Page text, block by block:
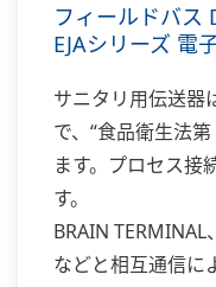
フィールドバス
EJAシリーズ 電
サニタリ用伝送器
で、“食品衛生法
ます。プロセス接
す。
BRAIN
などと相互通信に